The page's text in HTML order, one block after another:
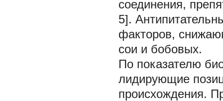
соединения,
5].
факторов,
сои и бобовых.
По показателю
лидирующие
происхождения.